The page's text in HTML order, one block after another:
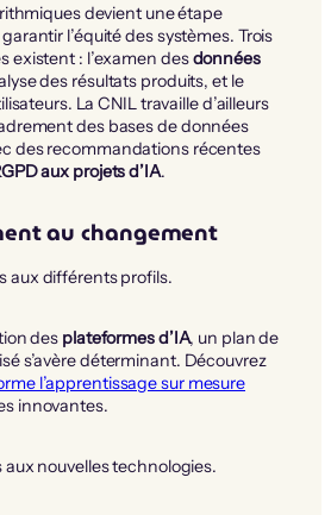
devient une étape
l’équité des systèmes. Trois
existent : l’examen desdonnées
des résultats produits, et le
La CNIL travaille d’ailleurs
des bases de données
des recommandations récentes
aux projets d’IA.
au changement
aux différents profils.
des plateformes d’IA, un plan de
s’avère déterminant. Découvrez
l’apprentissage sur mesure
innovantes.
aux nouvelles technologies.